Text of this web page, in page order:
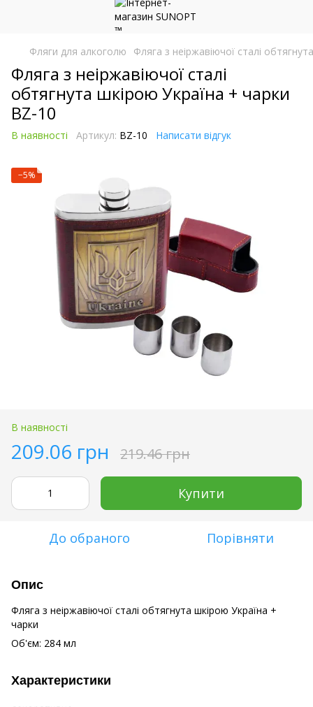
Фляги для алкоголю Фляга з неіржавіючої сталі
Фляга з неіржавіючої сталі
обтягнута шкірою Україна + чарки
BZ-10
В наявності Артикул: BZ-10 Написати відгук
−5%
В наявності
209.06 грн 219.46 грн
Купити
До обраного Порівняти
Опис
Фляга з неіржавіючої сталі обтягнута шкірою Україна +
чарки
Об'єм: 284 мл
Характеристики